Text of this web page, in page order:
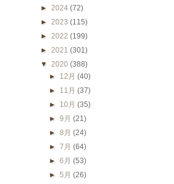
► 2024 (72)
► 2023 (115)
► 2022 (199)
► 2021 (301)
▼ 2020 (388)
► 12月(40)
► 11月(37)
► 10月(35)
►9月(21)
►8月(24)
►7月(64)
►6月(53)
►5月(26)